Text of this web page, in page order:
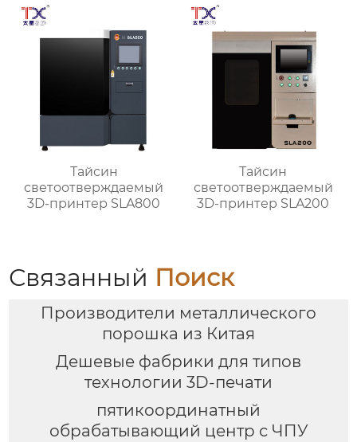
Тайсин
светоотверждаемый
3D-принтер SLA800
Тайсин
светоотверждаемый
3D-принтер SLA200
Связанный Поиск
Производители металлического
порошка из Китая
Дешевые фабрики для типов
технологии 3D-печати
пятикоординатный
обрабатывающий центр с ЧПУ